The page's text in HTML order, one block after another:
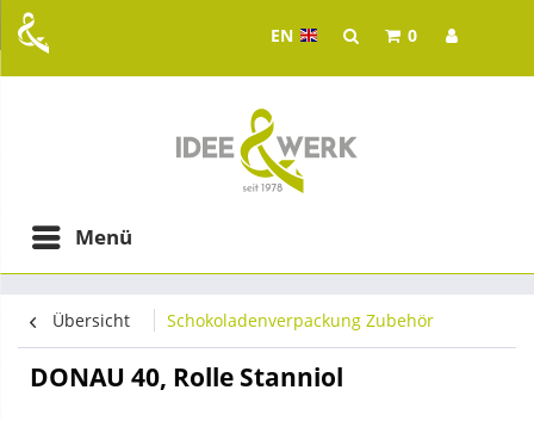
EN Idee & Werk - your
0
Menü
Übersicht Schokoladenverpackung Zubehör
in Graz
DONAU 40, Rolle Stanniol